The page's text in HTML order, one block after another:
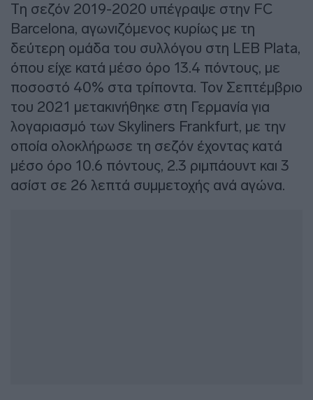
Τη σεζόν 2019-2020 υπέγραψε στην FC
Barcelona, αγωνιζόμενος κυρίως με τη
δεύτερη ομάδα του συλλόγου στη LEB Plata,
όπου είχε κατά μέσο όρο 13.4 πόντους, με
ποσοστό 40% στα τρίποντα. Τον Σεπτέμβριο
του 2021 μετακινήθηκε στη Γερμανία για
λογαριασμό των Skyliners Frankfurt, με την
οποία ολοκλήρωσε τη σεζόν έχοντας κατά
μέσο όρο 10.6 πόντους, 2.3 ριμπάουντ και 3
ασίστ σε 26 λεπτά συμμετοχής ανά αγώνα.